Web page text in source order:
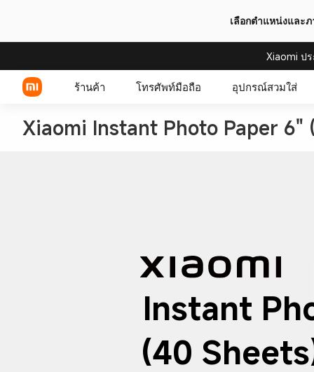
เลือกตำแหน่งและ
Xiaomi ป
ร้านค้า โทรศัพท์มือถือ อุปกรณ์สวมใส่
Xiaomi Instant Photo Paper 6"
Instant
(40